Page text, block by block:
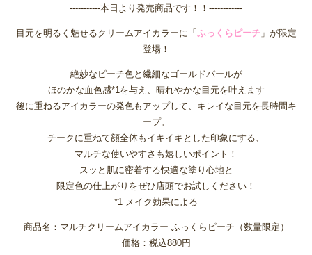
-----------本日より発売商品です！！------------
目元を明るく魅せるクリームアイカラーに「ふっくらピーチ」が限定
登場！
絶妙なピーチ色と繊細なゴールドパールが
ほのかな血色感*1を与え、晴れやかな目元を叶えます
後に重ねるアイカラーの発色もアップして、キレイな目元を⾧時間キ
ープ。
チークに重ねて顔全体もイキイキとした印象にする、
マルチな使いやすさも嬉しいポイント！
スッと肌に密着する快適な塗り心地と
限定色の仕上がりをぜひ店頭でお試しください！
*1 メイク効果による
商品名：マルチクリームアイカラー ふっくらピーチ（数量限定）
価格：税込880円